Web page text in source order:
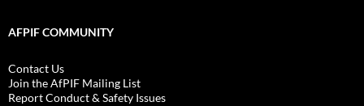
AFPIF COMMUNITY
Contact Us
Join the AfPIF Mailing List
Report Conduct & Safety Issues